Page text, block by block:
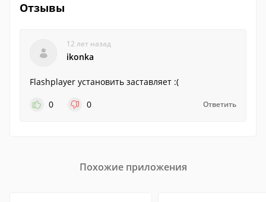
Отзывы
12 лет назад
ikonka
Flashplayer установить заставляет :(
0
0 Ответить
Похожие приложения